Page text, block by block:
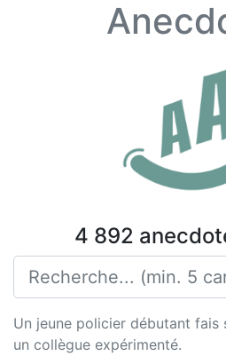
4 892
Un jeune policier débutant fais
un collègue expérimenté.